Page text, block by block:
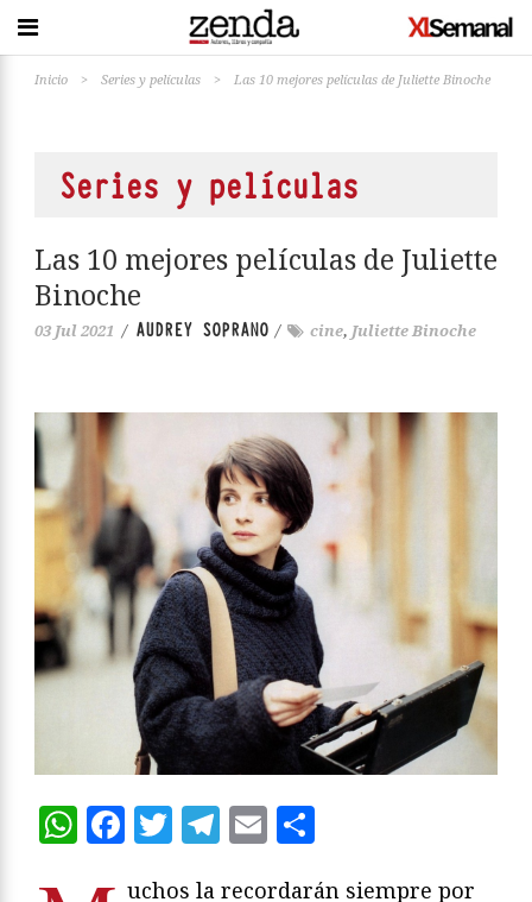
Inicio > Series y películas > Las 10 mejores películas de Juliette Binoche
Series y películas
Las 10 mejores películas de Juliette
Binoche
03 Jul 2021 / AUDREY SOPRANO / cine, Juliette Binoche
WhatsApp
Facebook
Twitter
Telegram
Email
uchos la recordarán siempre por